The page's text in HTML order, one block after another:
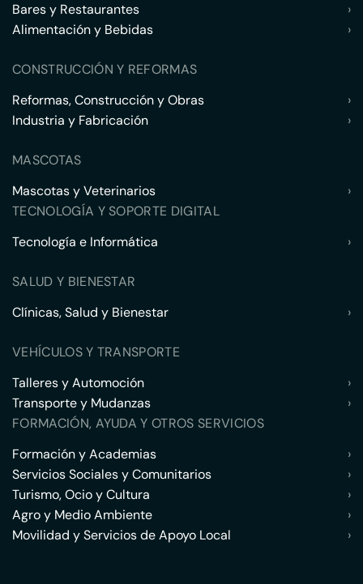
Bares y Restaurantes
›
Alimentación y Bebidas
›
CONSTRUCCIÓN Y REFORMAS
Reformas, Construcción y Obras
›
Industria y Fabricación
›
MASCOTAS
Mascotas y Veterinarios
›
TECNOLOGÍA Y SOPORTE DIGITAL
Tecnología e Informática
›
SALUD Y BIENESTAR
Clínicas, Salud y Bienestar
›
VEHÍCULOS Y TRANSPORTE
Talleres y Automoción
›
Transporte y Mudanzas
›
FORMACIÓN, AYUDA Y OTROS SERVICIOS
Formación y Academias
›
Servicios Sociales y Comunitarios
›
Turismo, Ocio y Cultura
›
Agro y Medio Ambiente
›
Movilidad y Servicios de Apoyo Local
›